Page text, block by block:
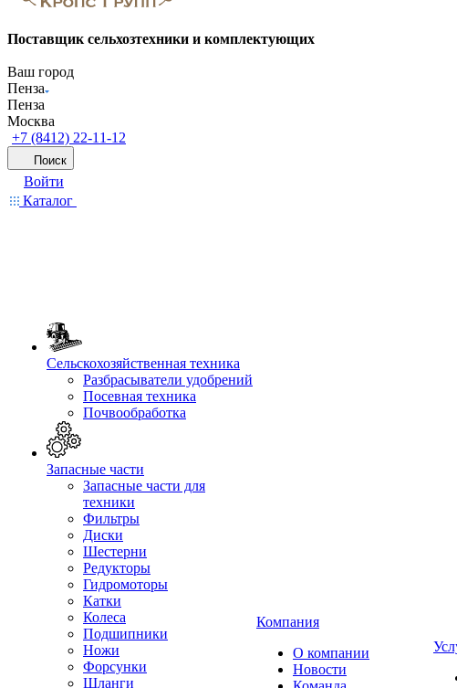
Поставщик сельхозтехники и комплектующих
Ваш город
Пенза
Пенза
Москва
+7 (8412) 22-11-12
Поиск
Войти
Каталог
Сельскохозяйственная техника
Разбрасыватели удобрений
Посевная техника
Почвообработка
Запасные части
Запасные части для
техники
Фильтры
Диски
Шестерни
Редукторы
Гидромоторы
Катки
Колеса
Подшипники
Ножи
Форсунки
Шланги
Компания
О компании
Новости